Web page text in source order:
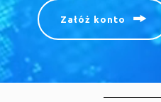
Załóż konto